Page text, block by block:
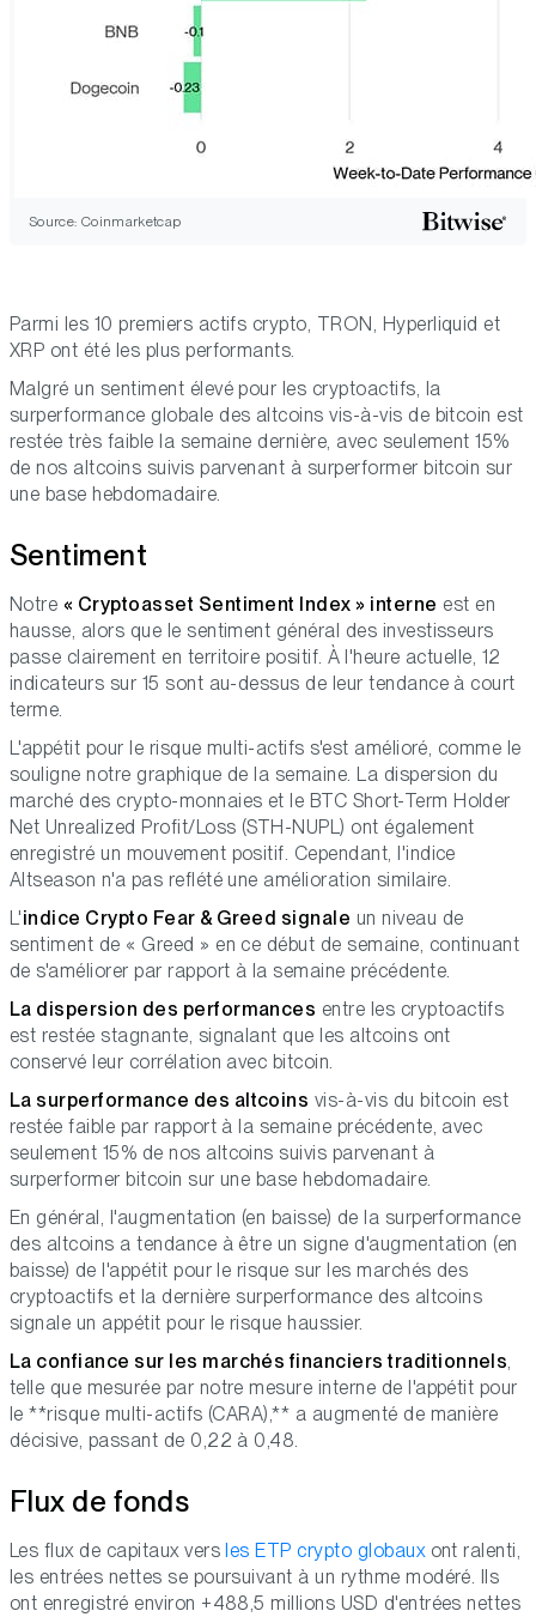
Source: Coinmarketcap
Parmi les 10 premiers actifs crypto, TRON, Hyperliquid et
XRP ont été les plus performants.
Malgré un sentiment élevé pour les cryptoactifs, la
surperformance globale des altcoins vis-à-vis de bitcoin est
restée très faible la semaine dernière, avec seulement 15%
de nos altcoins suivis parvenant à surperformer bitcoin sur
une base hebdomadaire.
Sentiment
Notre « Cryptoasset Sentiment Index » interne est en
hausse, alors que le sentiment général des investisseurs
passe clairement en territoire positif. À l'heure actuelle, 12
indicateurs sur 15 sont au-dessus de leur tendance à court
terme.
L'appétit pour le risque multi-actifs s'est amélioré, comme le
souligne notre graphique de la semaine. La dispersion du
marché des crypto-monnaies et le BTC Short-Term Holder
Net Unrealized Profit/Loss (STH-NUPL) ont également
enregistré un mouvement positif. Cependant, l'indice
Altseason n'a pas reflété une amélioration similaire.
L'indice Crypto Fear & Greed signale un niveau de
sentiment de « Greed » en ce début de semaine, continuant
de s'améliorer par rapport à la semaine précédente.
La dispersion des performances entre les cryptoactifs
est restée stagnante, signalant que les altcoins ont
conservé leur corrélation avec bitcoin.
La surperformance des altcoins vis-à-vis du bitcoin est
restée faible par rapport à la semaine précédente, avec
seulement 15% de nos altcoins suivis parvenant à
surperformer bitcoin sur une base hebdomadaire.
En général, l'augmentation (en baisse) de la surperformance
des altcoins a tendance à être un signe d'augmentation (en
baisse) de l'appétit pour le risque sur les marchés des
cryptoactifs et la dernière surperformance des altcoins
signale un appétit pour le risque haussier.
La confiance sur les marchés financiers traditionnels,
telle que mesurée par notre mesure interne de l'appétit pour
le **risque multi-actifs (CARA),** a augmenté de manière
décisive, passant de 0,22 à 0,48.
Flux de fonds
Les flux de capitaux vers les ETP crypto globauxont ralenti,
les entrées nettes se poursuivant à un rythme modéré. Ils
ont enregistré environ +488,5 millions USD d'entrées nettes